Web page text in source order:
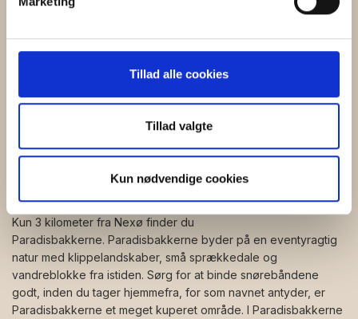
dens unikke karakteristika (fingerprinting)
Vi bruger cookies til at tilpasse vores indhold og
at analysere vores trafik. Vi deler også oplysninger om
din brug af vores hjemmeside med vores partnere inden
for sociale medier, annonceringspartnere og
analysepartnere. Vores partnere kan kombinere disse
data med andre oplysninger, du har givet dem, eller som
de har indsamlet fra din brug af deres tjenester.
Tillad alle cookies
Tillad valgte
Kun nødvendige cookies
5 ting du skal opleve i Nexø
Museet et "must" at besøge, når du holder ferie i Nexø.
Forfatterens barndomshjem er indrettet som museum - og
tager dig forbi de smukke steder i Nexø, som Martin Andersen
Nexø brugte som inspiration i sine værker som ex Pelle
2. De dramatiske Paradisbakker
Kun 3 kilometer fra Nexø finder du
Paradisbakkerne. Paradisbakkerne byder på en eventyragtig
natur med klippelandskaber, små sprækkedale og
vandreblokke fra istiden. Sørg for at binde snørebåndene
godt, inden du tager hjemmefra, for som navnet antyder, er
Paradisbakkerne et meget kuperet område. I Paradisbakkerne